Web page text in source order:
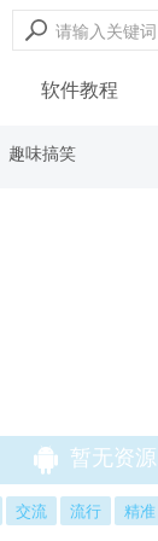
软件教程
趣味搞笑
暂无资源
交流 流行 精准